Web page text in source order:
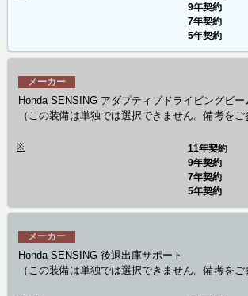
9年契約
7年契約
5年契約
メーカー
Honda SENSING アダプティブドライビングビー
（この装備は単独では選択できません。備考をご
※ 11年契約
9年契約
7年契約
5年契約
メーカー
Honda SENSING 後退出庫サポート
（この装備は単独では選択できません。備考をご